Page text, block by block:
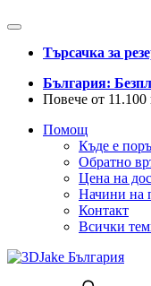
Търсачка за
България:
Повече от 11.100
Помощ
Къде е
Обратно
Цена на
Начини на
Контакт
Всички